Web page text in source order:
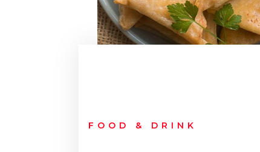
FOOD & DRINK